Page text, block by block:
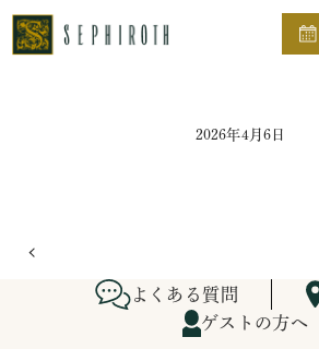
ホーム
2026年4月6日
よくある質問
ゲストの方へ